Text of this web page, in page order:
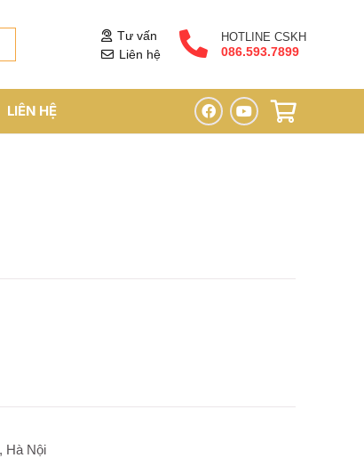
Tư vấn
Liên hệ
HOTLINE CSKH
086.593.7899
LIÊN HỆ
Hà Nội